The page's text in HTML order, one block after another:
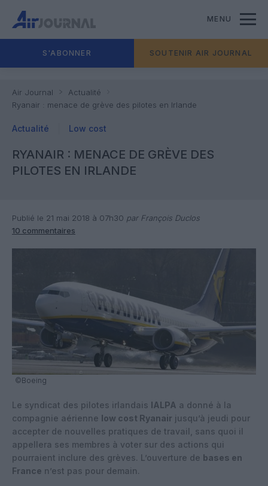
MENU
S'ABONNER SOUTENIR AIR JOURNAL
Air Journal
Actualité
Ryanair : menace de grève des pilotes en Irlande
Actualité Low cost
RYANAIR : MENACE DE GRÈVE DES
PILOTES EN IRLANDE
Publié le 21 mai 2018 à 07h30 par François Duclos
10 commentaires
©Boeing
Le syndicat des pilotes irlandais IALPA a donné à la
compagnie aérienne low cost Ryanair jusqu’à jeudi pour
accepter de nouvelles pratiques de travail, sans quoi il
appellera ses membres à voter sur des actions qui
pourraient inclure des grèves. L’ouverture de bases en
France n’est pas pour demain.